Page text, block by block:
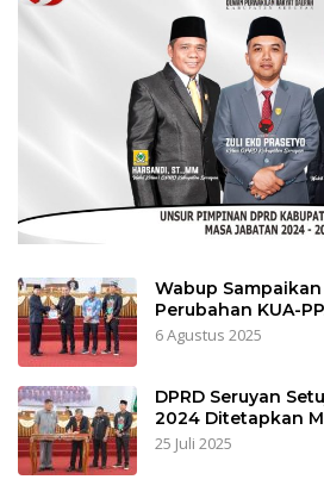
Wabup
Perubahan KUA-
6 Agustus 2025
DPRD Seruyan
2024 Ditetapkan
25 Juli 2025